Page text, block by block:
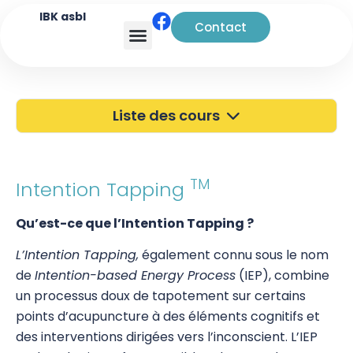
IBK asbl
Contact
Liste des cours
Portes Ouvertes
Atelier à Bruxelles
Découverte
Kinésiologie
Pratiques supervisées – Examens
EFT et Tapping
Intention Tapping TM
Qu’est-ce que l’Intention Tapping ?
L’Intention Tapping, également connu sous le nom
deIntention-based Energy Process (IEP), combine
un processus doux de tapotement sur certains
points d’acupuncture à des éléments cognitifs et
des interventions dirigées vers l’inconscient. L’IEP